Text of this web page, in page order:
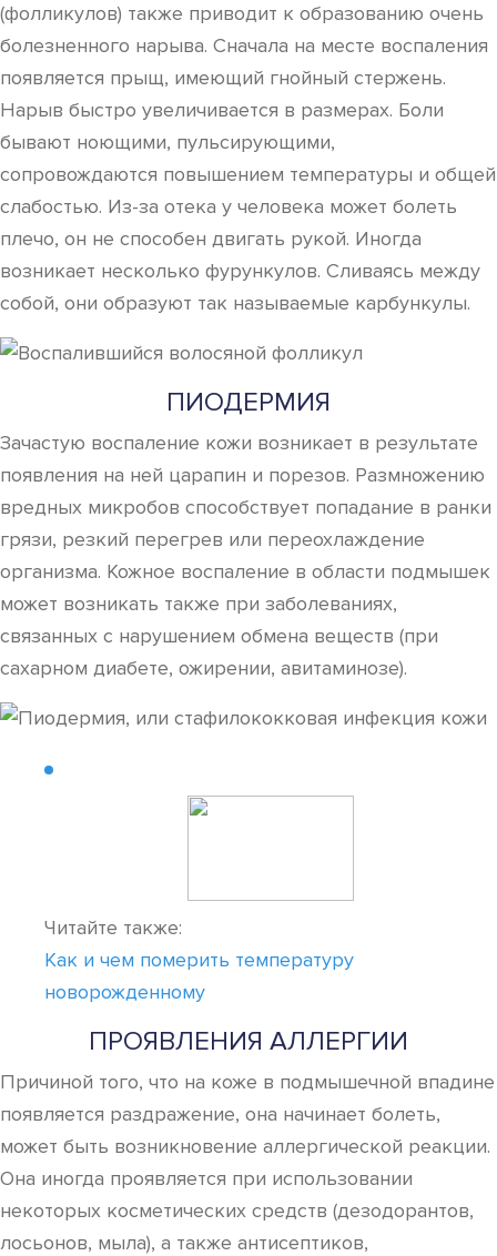
(фолликулов) также приводит к образованию очень
болезненного нарыва. Сначала на месте воспаления
появляется прыщ, имеющий гнойный стержень.
Нарыв быстро увеличивается в размерах. Боли
бывают ноющими, пульсирующими,
сопровождаются повышением температуры и общей
слабостью. Из-за отека у человека может болеть
плечо, он не способен двигать рукой. Иногда
возникает несколько фурункулов. Сливаясь между
собой, они образуют так называемые карбункулы.
ПИОДЕРМИЯ
Зачастую воспаление кожи возникает в результате
появления на ней царапин и порезов. Размножению
вредных микробов способствует попадание в ранки
грязи, резкий перегрев или переохлаждение
организма. Кожное воспаление в области подмышек
может возникать также при заболеваниях,
связанных с нарушением обмена веществ (при
сахарном диабете, ожирении, авитаминозе).
Читайте также:
Как и чем померить температуру
новорожденному
ПРОЯВЛЕНИЯ АЛЛЕРГИИ
Причиной того, что на коже в подмышечной впадине
появляется раздражение, она начинает болеть,
может быть возникновение аллергической реакции.
Она иногда проявляется при использовании
некоторых косметических средств (дезодорантов,
лосьонов, мыла), а также антисептиков,